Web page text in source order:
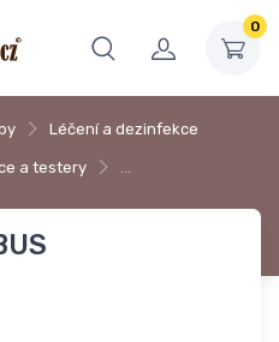
0
Léčení a dezinfekce
a testery …